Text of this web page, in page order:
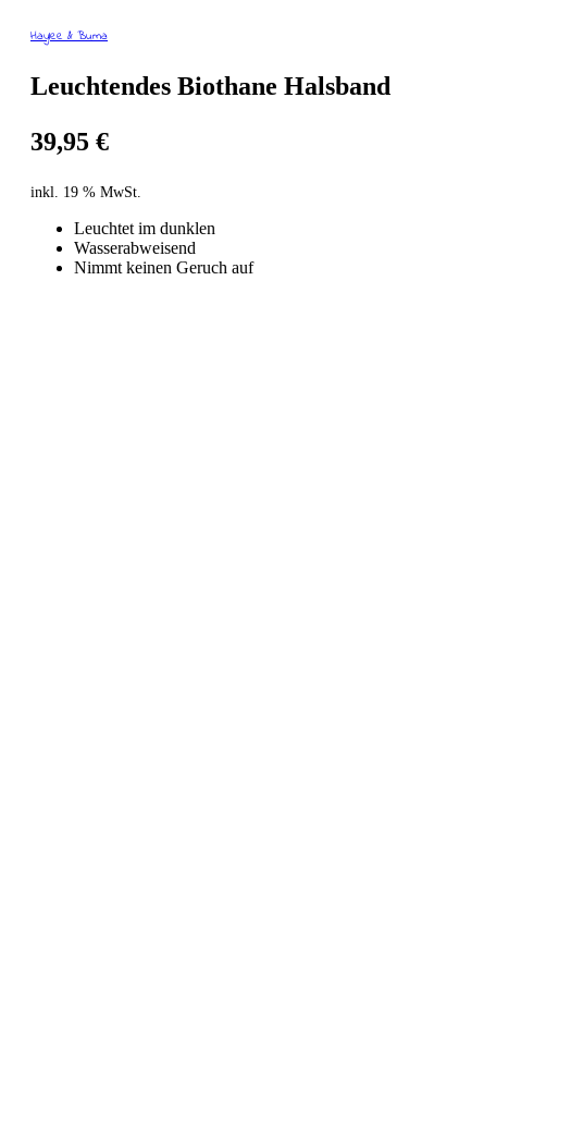
Haylee & Buma
Leuchtendes Biothane Halsband
39,95 €
inkl. 19 % MwSt.
Leuchtet im dunklen
Wasserabweisend
Nimmt keinen Geruch auf